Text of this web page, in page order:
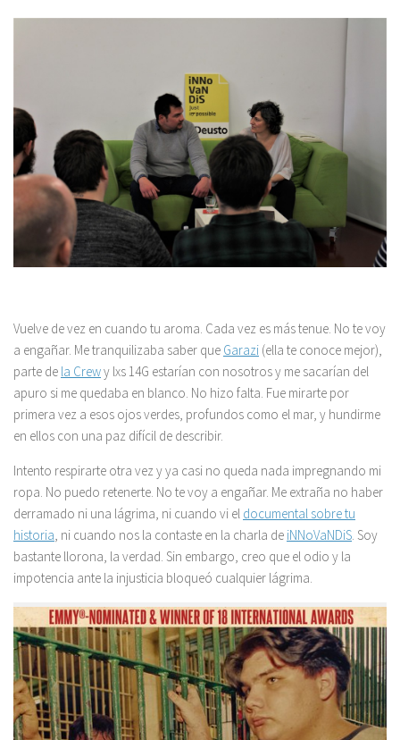
Vuelve de vez en cuando tu aroma. Cada vez es más tenue. No te voy
a engañar. Me tranquilizaba saber que Garazi (ella te conoce mejor),
parte de la Crewy lxs 14G estarían con nosotros y me sacarían del
apuro si me quedaba en blanco. No hizo falta. Fue mirarte por
primera vez a esos ojos verdes, profundos como el mar, y hundirme
en ellos con una paz difícil de describir.
Intento respirarte otra vez y ya casi no queda nada impregnando mi
ropa. No puedo retenerte. No te voy a engañar. Me extraña no haber
derramado ni una lágrima, ni cuando vi el documental sobre tu
historia , ni cuando nos la contaste en la charla de iNNoVaNDiS . Soy
bastante llorona, la verdad. Sin embargo, creo que el odio y la
impotencia ante la injusticia bloqueó cualquier lágrima.